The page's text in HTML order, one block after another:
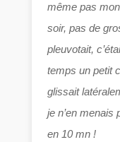
même pas
soir, pas de
pleuvotait,
temps un petit
glissait
je n’en menais
en 10 mn !